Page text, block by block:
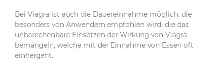
Bei Viagra ist auch die Dauereinnahme möglich, die
besonders von Anwendern empfohlen wird, die das
unberechenbare Einsetzen der Wirkung von Viagra
bemängeln, welche mit der Einnahme von Essen oft
einhergeht.